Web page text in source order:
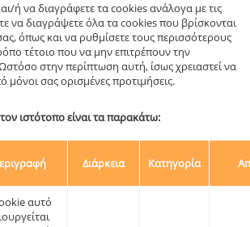
ή να διαγράφετε τα cookies ανάλογα με τις
να διαγράψετε όλα τα cookies που βρίσκονται
όπως και να ρυθμίσετε τους περισσότερους
τέτοιο που να μην επιτρέπουν την
στην περίπτωση αυτή, ίσως χρειαστεί να
μόνοι σας ορισμένες προτιμήσεις.
ιστότοπο είναι τα παρακάτω:
Διάρκεια Κατηγορία
αυτό